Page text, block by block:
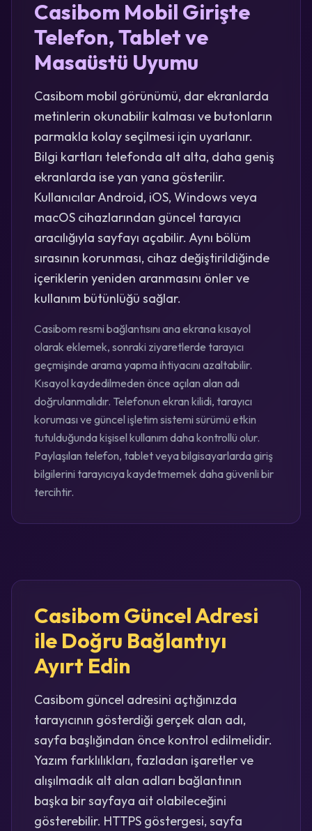
Casibom Mobil Girişte
Telefon, Tablet ve
Masaüstü Uyumu
Casibom mobil görünümü, dar ekranlarda
metinlerin okunabilir kalması ve butonların
parmakla kolay seçilmesi için uyarlanır.
Bilgi kartları telefonda alt alta, daha geniş
ekranlarda ise yan yana gösterilir.
Kullanıcılar Android, iOS, Windows veya
macOS cihazlarından güncel tarayıcı
aracılığıyla sayfayı açabilir. Aynı bölüm
sırasının korunması, cihaz değiştirildiğinde
içeriklerin yeniden aranmasını önler ve
kullanım bütünlüğü sağlar.
Casibom resmi bağlantısını ana ekrana kısayol
olarak eklemek, sonraki ziyaretlerde tarayıcı
geçmişinde arama yapma ihtiyacını azaltabilir.
Kısayol kaydedilmeden önce açılan alan adı
doğrulanmalıdır. Telefonun ekran kilidi, tarayıcı
koruması ve güncel işletim sistemi sürümü etkin
tutulduğunda kişisel kullanım daha kontrollü olur.
Paylaşılan telefon, tablet veya bilgisayarlarda giriş
bilgilerini tarayıcıya kaydetmemek daha güvenli bir
tercihtir.
Casibom Güncel Adresi
ile Doğru Bağlantıyı
Ayırt Edin
Casibom güncel adresini açtığınızda
tarayıcının gösterdiği gerçek alan adı,
sayfa başlığından önce kontrol edilmelidir.
Yazım farklılıkları, fazladan işaretler ve
alışılmadık alt alan adları bağlantının
başka bir sayfaya ait olabileceğini
gösterebilir. HTTPS göstergesi, sayfa